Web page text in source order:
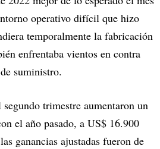
operativo difícil que hizo
temporalmente la fabricación
enfrentaba vientos en contra
suministro.
trimestre aumentaron un
el año pasado, a US$ 16.900
ganancias ajustadas fueron de